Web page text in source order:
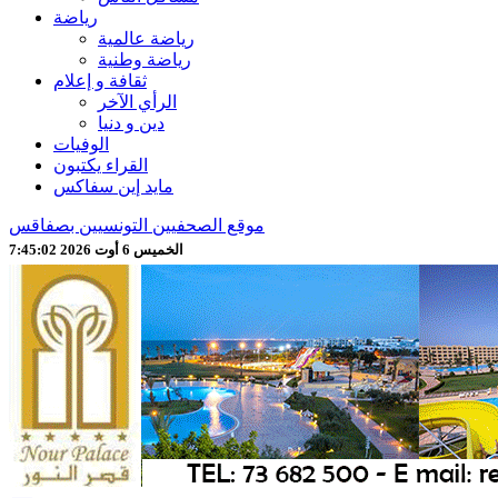
رياضة
رياضة عالمية
رياضة وطنية
ثقافة و إعلام
الرأي الآخر
دين و دنيا
الوفيات
القراء يكتبون
مايد إين سفاكس
موقع الصحفيين التونسيين بصفاقس
الخميس 6 أوت 2026 7:45:04